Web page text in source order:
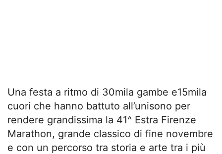
Una festa a ritmo di 30mila gambe e15mila
cuori che hanno battuto all’unisono per
rendere grandissima la 41^ Estra Firenze
Marathon, grande classico di fine novembre
e con un percorso tra storia e arte tra i più